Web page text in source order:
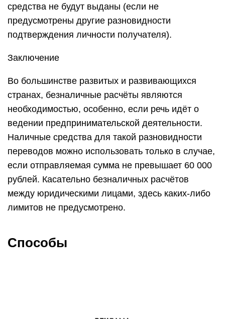
средства не будут выданы (если не
предусмотрены другие разновидности
подтверждения личности получателя).
Заключение
Во большинстве развитых и развивающихся
странах, безналичные расчёты являются
необходимостью, особенно, если речь идёт о
ведении предпринимательской деятельности.
Наличные средства для такой разновидности
переводов можно использовать только в случае,
если отправляемая сумма не превышает 60 000
рублей. Касательно безналичных расчётов
между юридическими лицами, здесь каких-либо
лимитов не предусмотрено.
Способы­